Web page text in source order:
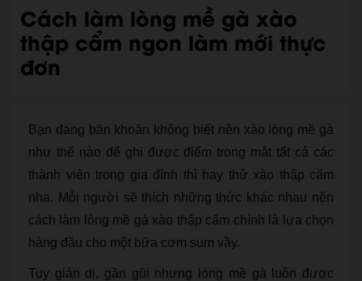
Cách làm lòng mề gà xào
thập cẩm ngon làm mới thực
đơn
Bạn đang băn khoăn không biết nên xào lòng mề gà
như thế nào để ghi được điểm trong mắt tất cả các
thành viên trong gia đình thì hay thử xào thập cẩm
nha. Mỗi người sẽ thích những thức khác nhau nên
cách làm lòng mề gà xào thập cẩm chính là lựa chọn
hàng đầu cho một bữa cơm sum vầy.
Tuy giản dị, gần gũi nhưng lòng mề gà luôn được